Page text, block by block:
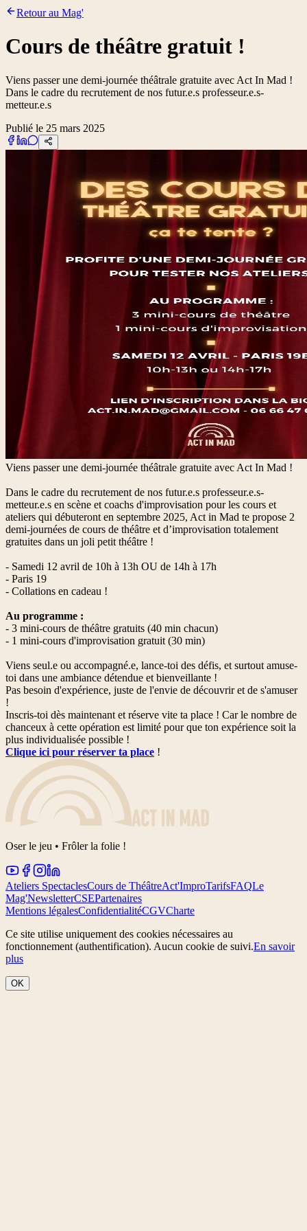
Retour au Mag'
Cours de théâtre gratuit !
Viens passer une demi-journée théâtrale gratuite avec Act In Mad !
Dans le cadre du recrutement de nos futur.e.s professeur.e.s-
metteur.e.s
Publié le 25 mars 2025
Viens passer une demi-journée théâtrale gratuite avec Act In Mad !
Dans le cadre du recrutement de nos futur.e.s professeur.e.s-
metteur.e.s en scène et coachs d'improvisation pour les cours et
ateliers qui débuteront en septembre 2025, Act in Mad te propose 2
demi-journées de cours de théâtre et d’improvisation totalement
gratuites dans un joli petit théâtre !
- Samedi 12 avril de 10h à 13h OU de 14h à 17h
- Paris 19
- Collations en cadeau !
Au programme :
- 3 mini-cours de théâtre gratuits (40 min chacun)
- 1 mini-cours d'improvisation gratuit (30 min)
Viens seul.e ou accompagné.e, lance-toi des défis, et surtout amuse-
toi dans une ambiance détendue et bienveillante !
Pas besoin d'expérience, juste de l'envie de découvrir et de s'amuser
!
Inscris-toi dès maintenant et réserve vite ta place ! Car le nombre de
chanceux à cette opération est limité pour que ton expérience soit la
plus individualisée possible !
Clique ici pour réserver ta place !
Oser le jeu • Frôler la folie !
Ateliers SpectaclesCours de ThéâtreAct'ImproTarifsFAQLe
Mag'NewsletterCSEPartenaires
Mentions légalesConfidentialitéCGVCharte
Ce site utilise uniquement des cookies nécessaires au
fonctionnement (authentification). Aucun cookie de suivi.En savoir
plus
OK